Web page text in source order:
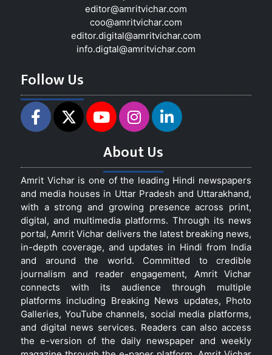
editor@amritvichar.com
coo@amritvichar.com
editor.digital@amritvichar.com
info.digtal@amritvichar.com
Follow Us
About Us
Amrit Vichar is one of the leading Hindi newspapers
and media houses in Uttar Pradesh and Uttarakhand,
with a strong and growing presence across print,
digital, and multimedia platforms. Through its news
portal, Amrit Vichar delivers the latest breaking news,
in-depth coverage, and updates in Hindi from India
and around the world. Committed to credible
journalism and reader engagement, Amrit Vichar
connects with its audience through multiple
platforms including Breaking News updates, Photo
Galleries, YouTube channels, social media platforms,
and digital news services. Readers can also access
the e-version of the daily newspaper and weekly